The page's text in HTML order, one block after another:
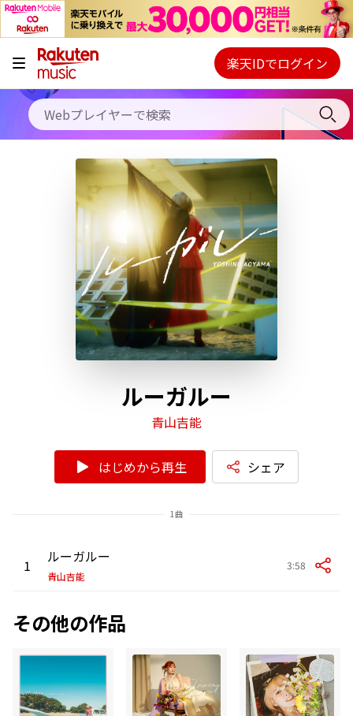
キャンペーン
料金プラン
使い方
初回30日間無料お試し
Webプレイヤー
ご契約内容の確認・変更
楽天IDでログイン
ルーガルー
青山吉能
はじめから再生 シェア
1曲
1 ルーガルー
青山吉能
3:58
その他の作品